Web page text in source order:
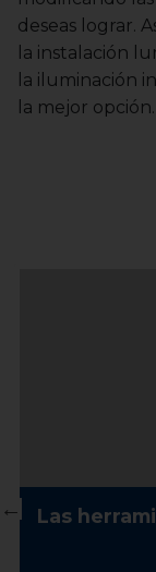
deseas lograr.
la instalación
la iluminación
la mejor opción.
Las